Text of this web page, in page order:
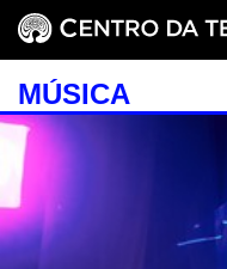
MÚSICA